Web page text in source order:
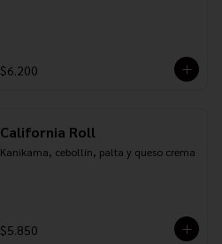
$6.200
California Roll
Kanikama, cebollín, palta y queso crema
$5.850